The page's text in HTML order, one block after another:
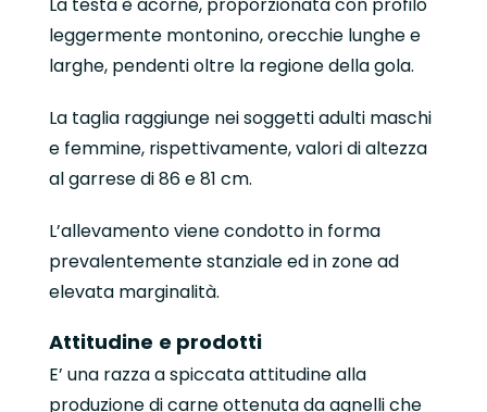
leggermente montonino, orecchie lunghe e
larghe, pendenti oltre la regione della gola.
La taglia raggiunge nei soggetti adulti maschi
e femmine, rispettivamente, valori di altezza
al garrese di 86 e 81 cm.
L’allevamento viene condotto in forma
prevalentemente stanziale ed in zone ad
elevata marginalità.
Attitudine e prodotti
E’ una razza a spiccata attitudine alla
produzione di carne ottenuta da agnelli che